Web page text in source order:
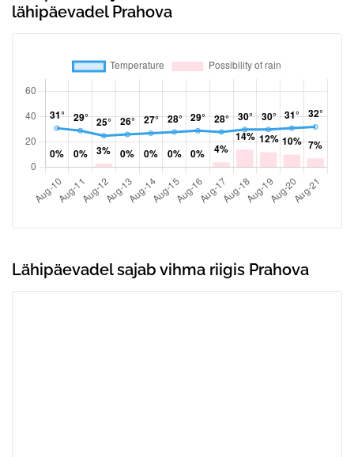
lähipäevadel Prahova
Lähipäevadel sajab vihma riigis Prahova